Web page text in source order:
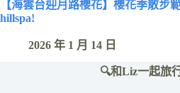
【海雲台迎月路櫻花】櫻花季散步
hillspa!
2026 年 1 月 14 日
🔍和Liz一起旅